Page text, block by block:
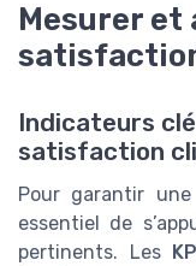
Mesurer et
Indicateurs
satisfaction
Pour garantir
essentiel de
pertinents. Les